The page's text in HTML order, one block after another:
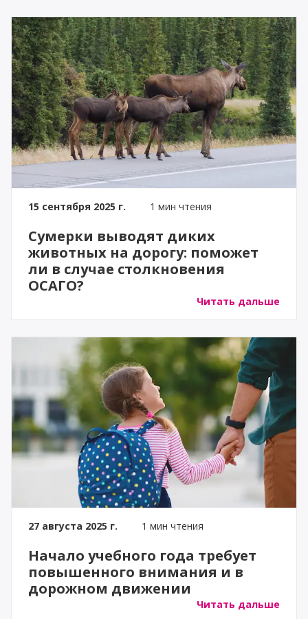
15 сентября 2025 г. 1 мин чтения
Сумерки выводят диких
животных на дорогу: поможет
ли в случае столкновения
ОСАГО?
Читать дальше
27 августа 2025 г. 1 мин чтения
Начало учебного года требует
повышенного внимания и в
дорожном движении
Читать дальше